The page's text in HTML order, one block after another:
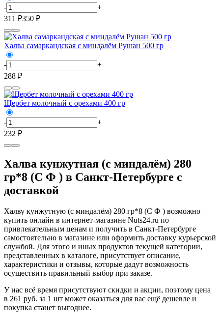
-
+
311 ₽350 ₽
Халва самаркандская с миндалём Рушан 500 гр
-
+
288 ₽
Щербет молочный с орехами 400 гр
-
+
232 ₽
Халва кунжутная (с миндалём) 280
гр*8 (С Ф ) в Санкт-Петербурге с
доставкой
Халву кунжутную (с миндалём) 280 гр*8 (С Ф ) возможно
купить онлайн в интернет-магазине Nuts24.ru по
привлекательным ценам и получить в Санкт-Петербурге
самостоятельно в магазине или оформить доставку курьерской
службой. Для этого и иных продуктов текущей категории,
представленных в каталоге, присутствует описание,
характеристики и отзывы, которые дадут возможность
осуществить правильный выбор при заказе.
У нас всё время присутствуют скидки и акции, поэтому цена
в 261 руб. за 1 шт может оказаться для вас ещё дешевле и
покупка станет выгоднее.